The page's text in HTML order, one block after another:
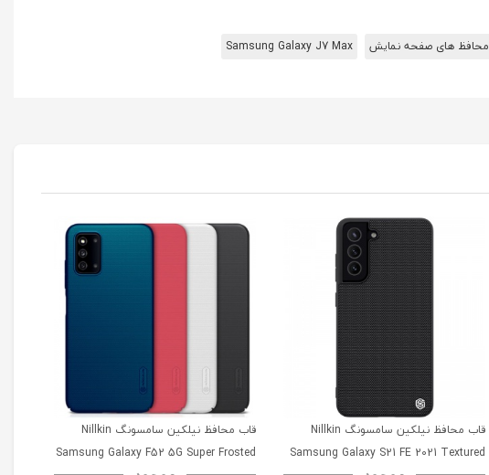
محافظ های صفحه نمایش Samsung Galaxy J7 Max
قاب محافظ نیلکین سامسونگ Nillkin
Samsung Galaxy S21 FE 2021 Textured
قاب محافظ نیلکین سامسونگ Nillkin
Samsung Galaxy F52 5G Super Frosted